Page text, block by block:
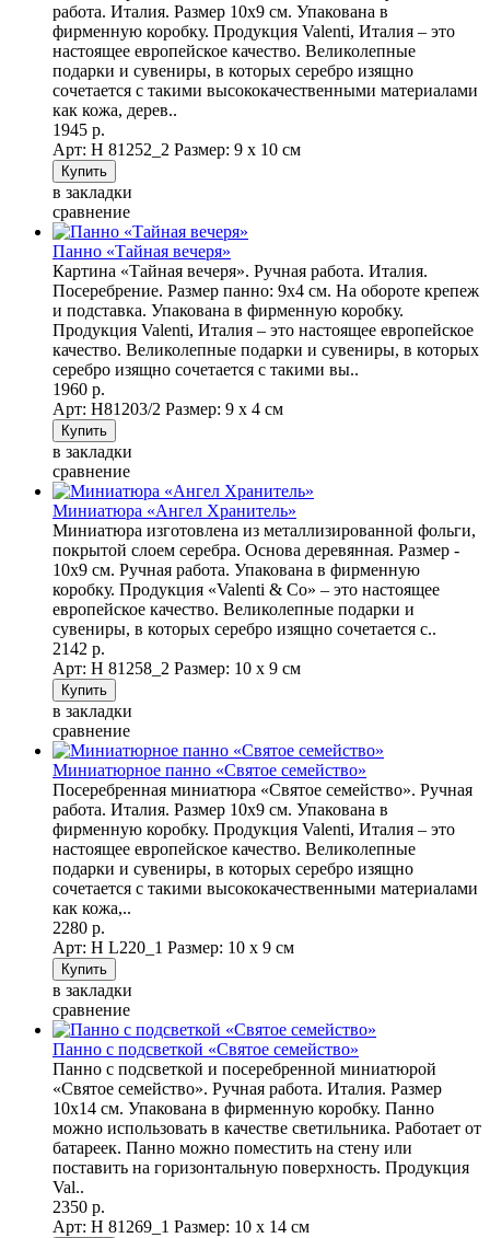
работа. Италия. Размер 10х9 см. Упакована в
фирменную коробку. Продукция Valenti, Италия – это
настоящее европейское качество. Великолепные
подарки и сувениры, в которых серебро изящно
сочетается с такими высококачественными материалами
как кожа, дерев..
1945 р.
Арт: Н 81252_2 Размер: 9 х 10 см
в закладки
сравнение
Панно «Тайная вечеря»
Картина «Тайная вечеря». Ручная работа. Италия.
Посеребрение. Размер панно: 9х4 см. На обороте крепеж
и подставка. Упакована в фирменную коробку.
Продукция Valenti, Италия – это настоящее европейское
качество. Великолепные подарки и сувениры, в которых
серебро изящно сочетается с такими вы..
1960 р.
Арт: Н81203/2 Размер: 9 х 4 см
в закладки
сравнение
Миниатюра «Ангел Хранитель»
Миниатюра изготовлена из металлизированной фольги,
покрытой слоем серебра. Основа деревянная. Размер -
10х9 см. Ручная работа. Упакована в фирменную
коробку. Продукция «Valenti & Co» – это настоящее
европейское качество. Великолепные подарки и
сувениры, в которых серебро изящно сочетается с..
2142 р.
Арт: Н 81258_2 Размер: 10 х 9 см
в закладки
сравнение
Миниатюрное панно «Святое семейство»
Посеребренная миниатюра «Святое семейство». Ручная
работа. Италия. Размер 10х9 см. Упакована в
фирменную коробку. Продукция Valenti, Италия – это
настоящее европейское качество. Великолепные
подарки и сувениры, в которых серебро изящно
сочетается с такими высококачественными материалами
как кожа,..
2280 р.
Арт: Н L220_1 Размер: 10 х 9 см
в закладки
сравнение
Панно с подсветкой «Святое семейство»
Панно с подсветкой и посеребренной миниатюрой
«Святое семейство». Ручная работа. Италия. Размер
10х14 см. Упакована в фирменную коробку. Панно
можно использовать в качестве светильника. Работает от
батареек. Панно можно поместить на стену или
поставить на горизонтальную поверхность. Продукция
Val..
2350 р.
Арт: Н 81269_1 Размер: 10 х 14 см